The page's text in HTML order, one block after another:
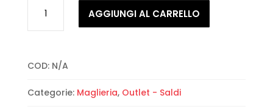
Case
Neck
quantità
AGGIUNGI AL CARRELLO
COD: N/A
Categorie: Maglieria, Outlet - Saldi